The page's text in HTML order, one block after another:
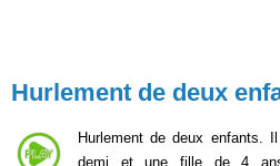
Hurlement de deux
Hurlement de deux enfants.
demi et une fille de 4